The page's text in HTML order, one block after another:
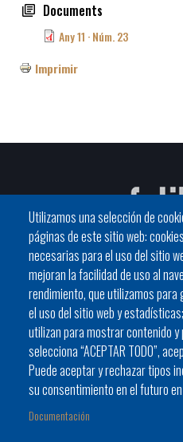
Documents
Any 11 · Núm. 23
Imprimir
Utilizamos una selección de
páginas de este sitio web:
necesarias para el uso del sitio
mejoran la facilidad de uso al
rendimiento, que utilizamos
el uso del sitio web y
utilizan para mostrar contenido y
selecciona “ACEPTAR TODO”,
Puede aceptar y rechazar tipos
su consentimiento en el futuro
Documentación
C / General Riera,
Phone 971